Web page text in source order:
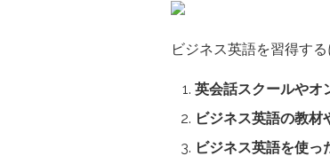
ビジネス英語を習得す
英会話スクールやオ
ビジネス英語の教材
ビジネス英語を使